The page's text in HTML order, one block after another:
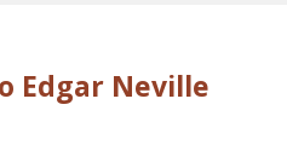
Edgar Neville